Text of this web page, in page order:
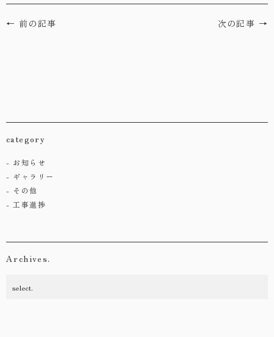
← 前の記事 次の記事 →
category
お知らせ
ギャラリー
その他
工事進捗
Archives.